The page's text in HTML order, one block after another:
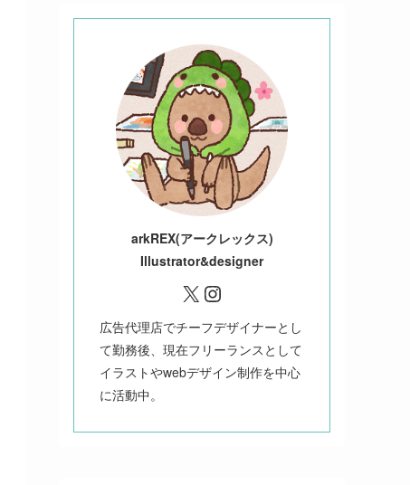
arkREX(アークレックス)
Illustrator&designer
X Instagram
広告代理店でチーフデザイナーとし
て勤務後、現在フリーランスとして
イラストやwebデザイン制作を中心
に活動中。